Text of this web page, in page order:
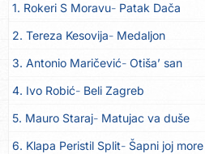
1. Rokeri S Moravu Patak Dača
2. Tereza Kesovija Medaljon
3. Antonio Maričević Otiša’ san
4. Ivo Robić Beli Zagreb
5. Mauro Staraj Matujac va duše
6. Klapa Peristil Split Šapni joj more